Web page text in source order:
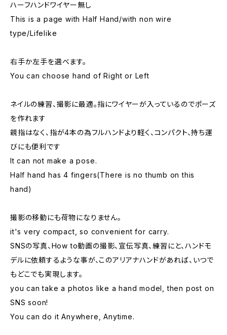
ハーフハンドワイヤー無し
This is a page with Half Hand/with non wire
type/Lifelike
右手か左手を選べます。
You can choose hand of Right or Left
ネイルの練習、撮影に最適。指にワイヤーが入っているのでポーズ
を作れます
親指はなく、指が4本の為フルハンドより軽く、コンパクト、持ち運
びにも便利です
It can not make a pose.
Half hand has 4 fingers(There is no thumb on this
hand)
撮影の移動にも荷物になりません。
it's very compact, so convenient for carry.
SNSの写真、How to動画の撮影、宣伝写真、練習にと、ハンドモ
デルに依頼するような事が、このアリアナハンドがあれば、いつで
もどこでも実現します。
you can take a photos like a hand model, then post on
SNS soon!
You can do it Anywhere, Anytime.